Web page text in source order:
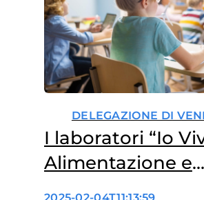
DELEGAZIONE DI
I laboratori “Io
Alimentazione e
Movimento” al